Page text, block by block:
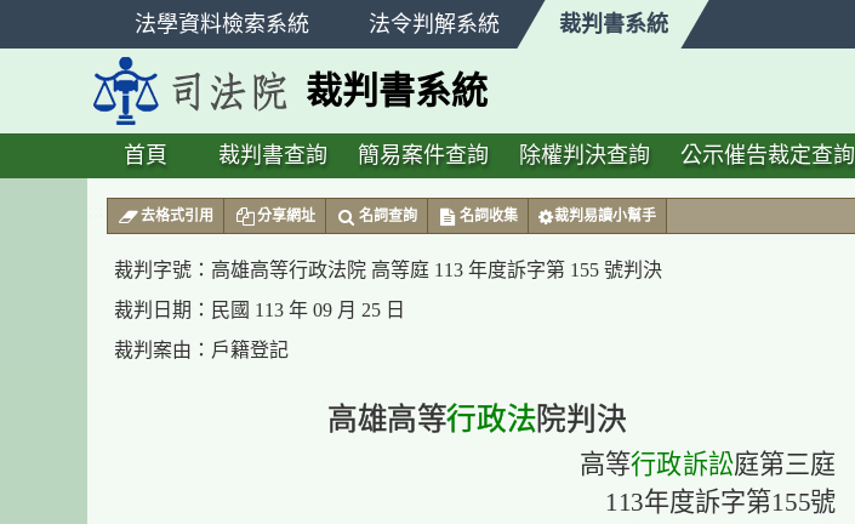
法學資料檢索系統 法令判解系統 裁判書系統
裁判書系統
首頁 裁判書查詢 簡易案件查詢 除權判決查詢 公示催告裁定查詢
去格式引用 分享網址 名詞查詢 名詞收集 裁判易讀小幫手
裁判字號： 高雄高等行政法院 高等庭 113 年度訴字第 155 號判決
裁判日期： 民國 113 年 09 月 25 日
裁判案由： 戶籍登記
高雄高等行政法院判決
高等行政訴訟庭第三庭
113年度訴字第155號